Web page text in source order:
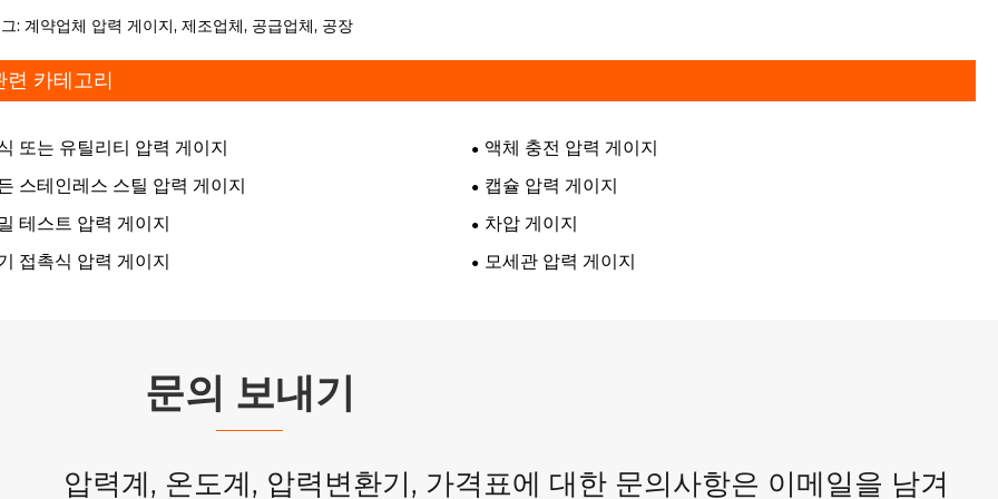
: 계약업체 압력 게이지, 제조업체, 공급업체, 공장
련 카테고리
또는 유틸리티 압력 게이지
액체 충전 압력 게이지
스테인레스 스틸 압력 게이지
캡슐 압력 게이지
테스트 압력 게이지
차압 게이지
접촉식 압력 게이지
모세관 압력 게이지
문의 보내기
압력계, 온도계, 압력변환기, 가격표에 대한 문의사항은 이메일을 남겨